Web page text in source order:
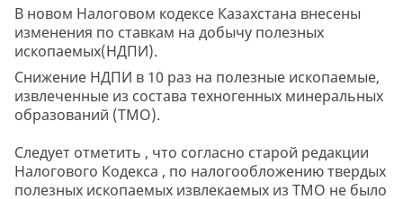
В новом Налоговом кодексе Казахстана внесены
изменения по ставкам на добычу полезных
ископаемых(НДПИ).
Снижение НДПИ в 10 раз на полезные ископаемые,
извлеченные из состава техногенных минеральных
образований (ТМО).
Следует отметить , что согласно старой редакции
Налогового Кодекса , по налогообложению твердых
полезных ископаемых извлекаемых из ТМО не было